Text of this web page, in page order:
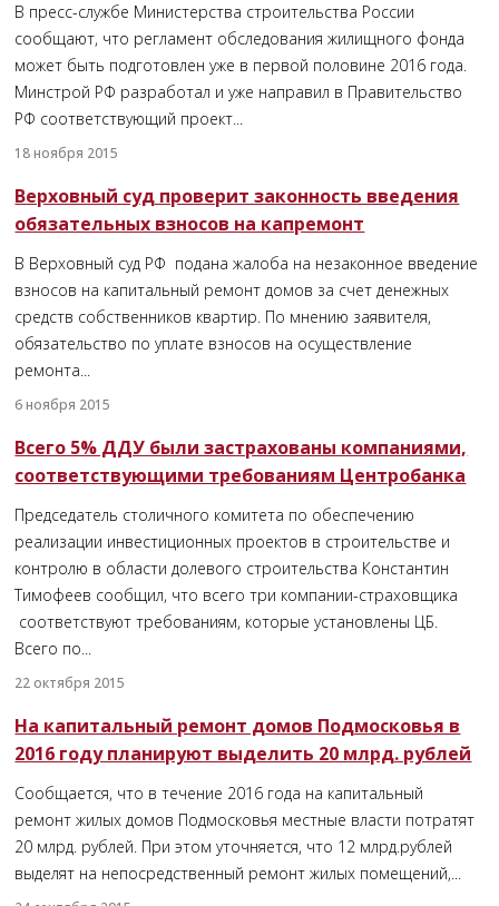
В пресс-службе Министерства строительства России
сообщают, что регламент обследования жилищного фонда
может быть подготовлен уже в первой половине 2016 года.
Минстрой РФ разработал и уже направил в Правительство
РФ соответствующий проект...
18 ноября 2015
Верховный суд проверит законность введения
обязательных взносов на капремонт
В Верховный суд РФ подана жалоба на незаконное введение
взносов на капитальный ремонт домов за счет денежных
средств собственников квартир. По мнению заявителя,
обязательство по уплате взносов на осуществление
ремонта...
6 ноября 2015
Всего 5% ДДУ были застрахованы компаниями,
соответствующими требованиям Центробанка
Председатель столичного комитета по обеспечению
реализации инвестиционных проектов в строительстве и
контролю в области долевого строительства Константин
Тимофеев сообщил, что всего три компании-страховщика
соответствуют требованиям, которые установлены ЦБ.
Всего по...
22 октября 2015
На капитальный ремонт домов Подмосковья в
2016 году планируют выделить 20 млрд. рублей
Сообщается, что в течение 2016 года на капитальный
ремонт жилых домов Подмосковья местные власти потратят
20 млрд. рублей. При этом уточняется, что 12 млрд.рублей
выделят на непосредственный ремонт жилых помещений,...